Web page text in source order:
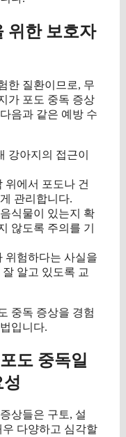
위한 보호자
한 질환이므로, 무
가 포도 중독 증상
음과 같은 예방 수
강아지의 접근이
위에서 포도나 건
관리합니다.
식물이 있는지 확
않도록 주의를 기
위험하다는 사실을
알고 있도록 교
중독 증상을 경험
입니다.
도 중독일
상들은 구토, 설
다양하고 심각할